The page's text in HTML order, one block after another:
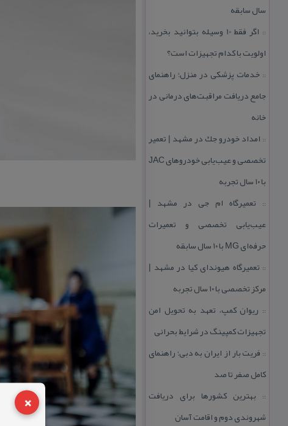
×
سال سابقه
::
اگر فقط 10 وسیله بتوانید بخرید،
اولویت با كدام تجهیزات است؟
:: خدمات پزشكی در منزل؛ راهنمای
جامع دریافت مراقبت‌های درمانی در
خانه
:: امداد خودرو جك در مشهد | تعمیر
تخصصی و عیب‌یابی خودروهای JAC
با ۱۰ سال تجربه
:: تعمیرگاه ام جی در مشهد |
عیب‌یابی تخصصی و تعمیرات
حرفه‌ای MG با ۱۰ سال سابقه
:: تعمیرگاه هیوندای كیا در مشهد |
مركز تخصصی با ۱۰ سال تجربه
:: ریوان كمپ، تعهد به تحویل امن
تجهیزات كمپینگ در شرایط بحرانی
:: فریت بار از ایران به دبی؛ راهنمای
كامل صفر تا صد
:: بهترین كشورها برای دریافت
شهروندی دوم و اقامت آسان